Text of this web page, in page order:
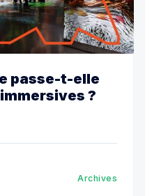
passe-t-elle
?
Archives